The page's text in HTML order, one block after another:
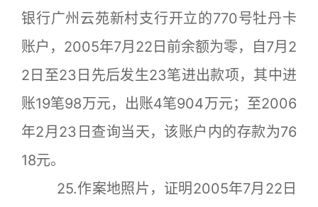
银行广州云苑新村支行开立的770号牡丹卡
账户，2005年7月22日前余额为零，自7月2
2日至23日先后发生23笔进出款项，其中进
账19笔98万元，出账4笔904万元；至2006
年2月23日查询当天，该账户内的存款为76
18元。
25.作案地照片，证明2005年7月22日